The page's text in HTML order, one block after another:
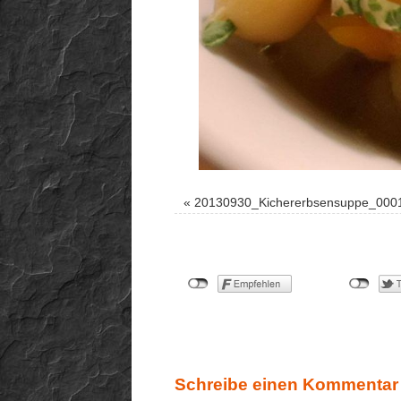
«
Schreibe einen Kommentar